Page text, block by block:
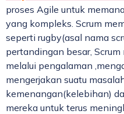
proses Agile untuk
yang kompleks. Scrum
seperti rugby(asal nama
pertandingan besar,
melalui pengalaman
mengerjakan suatu
kemenangan(kelebihan)
mereka untuk terus